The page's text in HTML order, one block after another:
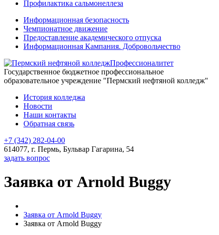
Профилактика сальмонеллеза
Информационная безопасность
Чемпионатное движение
Предоставление академического отпуска
Информационная Кампания. Добровольчество
Профессионалитет
Государственное бюджетное профессиональное
образовательное учреждение "Пермский нефтяной колледж"
История колледжа
Новости
Наши контакты
Обратная связь
+7 (342) 282-04-00
614077, г. Пермь, Бульвар Гагарина, 54
задать вопрос
Заявка от Arnold Buggy
Заявка от Arnold Buggy
Заявка от Arnold Buggy